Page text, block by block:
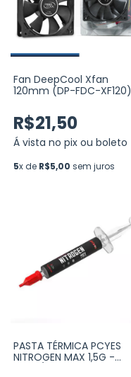
Fan DeepCool Xfan
120mm (DP-FDC-XF120)
R$21,50
Á vista no pix ou boleto
5x de R$5,00 sem juros
PASTA TÉRMICA PCYES
NITROGEN MAX 1,5G -